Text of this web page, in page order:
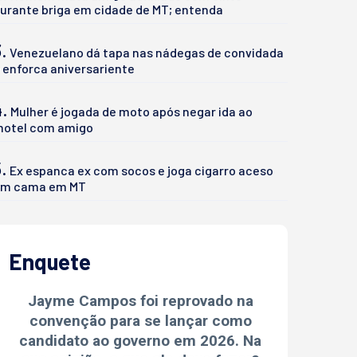
briga em cidade de MT; entenda
Venezuelano dá tapa nas nádegas de convidada
enforca aniversariente
Mulher é jogada de moto após negar ida ao
com amigo
Ex espanca ex com socos e joga cigarro aceso
cama em MT
Enquete
Jayme Campos foi reprovado na
convenção para se lançar como
candidato ao governo em 2026. Na